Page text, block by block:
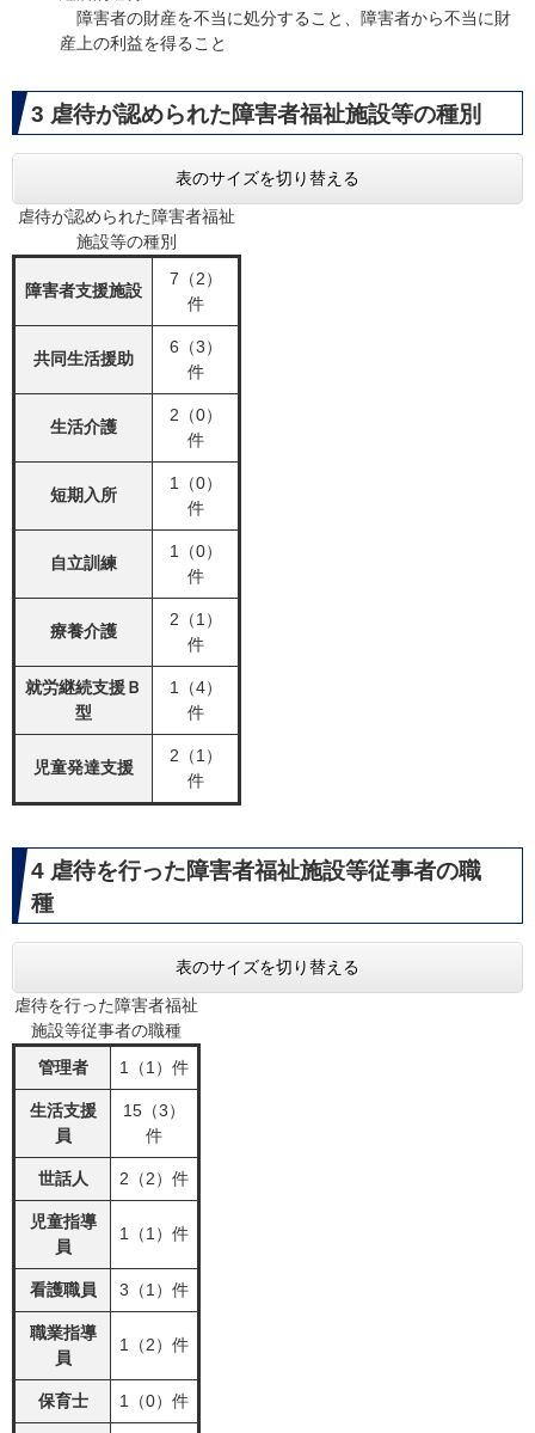
障害者の財産を不当に処分すること、障害者から不当に財
産上の利益を得ること
3 虐待が認められた障害者福祉施設等の種別
表のサイズを切り替える
虐待が認められた障害者福祉
施設等の種別
障害者支援施設
7（2）
件
共同生活援助
6（3）
件
生活介護
2（0）
件
短期入所
1（0）
件
自立訓練
1（0）
件
療養介護
2（1）
件
就労継続支援Ｂ
型
1（4）
件
児童発達支援
2（1）
件
4 虐待を行った障害者福祉施設等従事者の職
種
表のサイズを切り替える
虐待を行った障害者福祉
施設等従事者の職種
管理者
1（1）件
生活支援
員
15（3）
件
世話人 2（2）件
児童指導
員
1（1）件
看護職員 3（1）件
職業指導
員
1（2）件
保育士 1（0）件